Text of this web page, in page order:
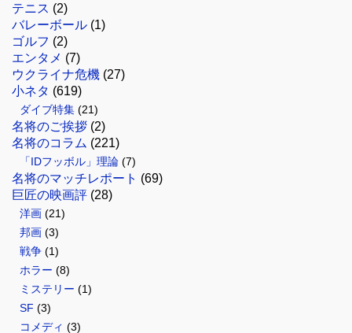
テニス (2)
バレーボール (1)
ゴルフ (2)
エンタメ (7)
ウクライナ危機 (27)
小ネタ (619)
ダイブ特集 (21)
名将のご挨拶 (2)
名将のコラム (221)
「IDフッボル」理論 (7)
名将のマッチレポート (69)
巨匠の映画評 (28)
洋画 (21)
邦画 (3)
戦争 (1)
ホラー (8)
ミステリー (1)
SF (3)
コメディ (3)